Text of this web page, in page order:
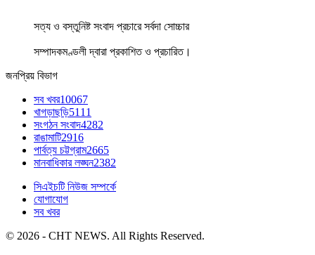
সত্য ও বস্তুনিষ্ট সংবাদ প্রচারে সর্বদা সোচ্চার
সম্পাদকমণ্ডলী দ্বারা প্রকাশিত ও প্রচারিত।
জনপ্রিয় বিভাগ
সব খবর10067
খাগড়াছড়ি5111
সংগঠন সংবাদ4282
রাঙামাটি2916
পার্বত্য চট্টগ্রাম2665
মানবাধিকার লঙ্ঘন2382
সিএইচটি নিউজ সম্পর্কে
যোগাযোগ
সব খবর
© 2026 - CHT NEWS. All Rights Reserved.